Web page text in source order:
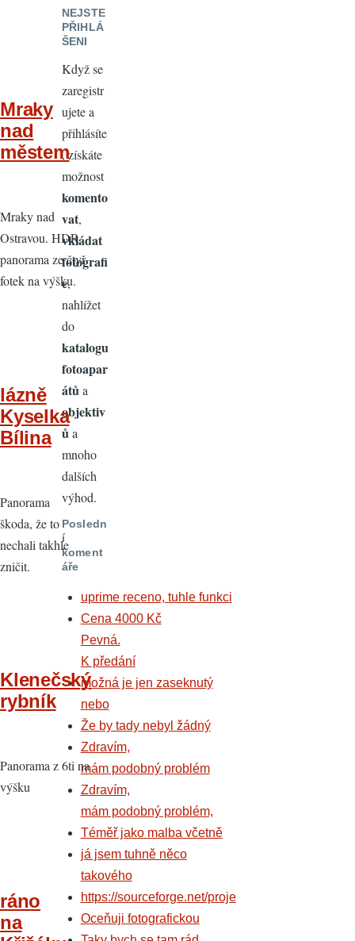
Mraky
nad
městem
Mraky nad
Ostravou. HDR
panorama ze čtyř
fotek na výšku.
lázně
Kyselka
Bílina
Panorama
škoda, že to
nechali takhle
zničit.
Klenečský
rybník
Panorama z 6ti na
výšku
ráno
na
NEJSTE
PŘIHLÁ
ŠENI
Když se
zaregistr
ujete a
přihlásíte
, získáte
možnost
komento
vat,
vkládat
fotografi
e,
nahlížet
do
katalogu
fotoapar
átů a
objektiv
ů a
mnoho
dalších
výhod.
Posledn
í
koment
áře
uprime receno, tuhle funkci
Cena 4000 Kč
Pevná.
K předání
možná je jen zaseknutý
nebo
Že by tady nebyl žádný
Zdravím,
mám podobný problém
Zdravím,
mám podobný problém,
Téměř jako malba včetně
já jsem tuhně něco
takového
https://sourceforge.net/proje
Oceňuji fotografickou